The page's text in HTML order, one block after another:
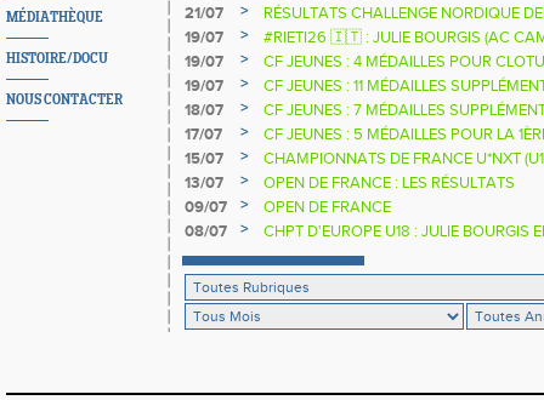
MÉDIATHÈQUE
HISTOIRE/DOCU
NOUS CONTACTER
21/07
>
RÉSULTATS CHALLENGE NORDIQUE
2025 2026
19/07 >
#RIETI26 🇮🇹 : JULIE BOURGIS (AC
D'EUROPE U18 DE LA PERCHE
19/07 >
CF JEUNES : 4 MÉDAILLES POUR
19/07
>
CF JEUNES : 11 MÉDAILLES
18/07
>
CF JEUNES : 7 MÉDAILLES
17/07
>
CF JEUNES : 5 MÉDAILLES POUR LA
15/07
>
CHAMPIONNATS DE FRANCE U*NXT
13/07
>
OPEN DE FRANCE : LES RÉSULTATS
09/07
>
OPEN DE FRANCE
08/07
> CHPT D'EUROPE U18 : JULIE BOURGIS